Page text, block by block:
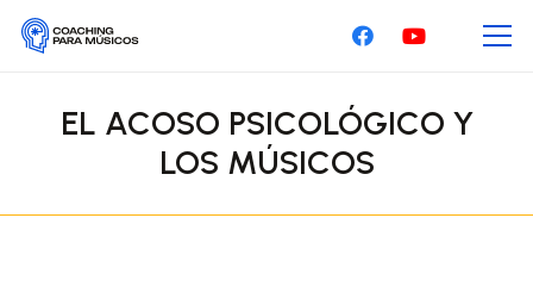
EL ACOSO PSICOLÓGICO Y
LOS MÚSICOS